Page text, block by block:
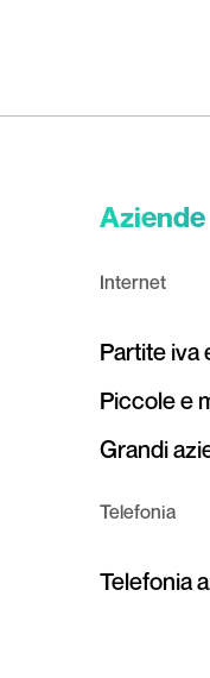
Aziende
Internet
Partite iva
Piccole e
Grandi
Telefonia
Telefonia